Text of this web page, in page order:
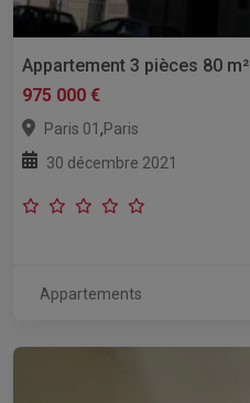
Appartement 3 pièces 80 m²
975 000 €
Paris 01 ,Paris
30 décembre 2021
Appartements